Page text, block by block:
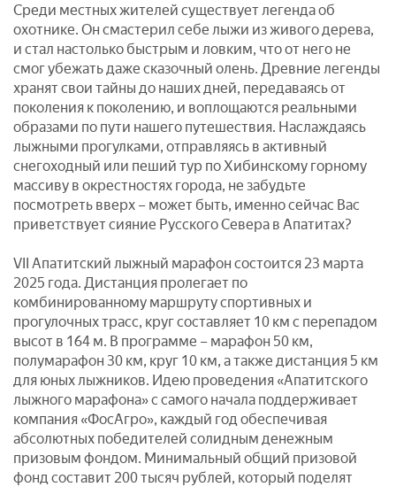
Среди местных жителей существует легенда об
охотнике. Он смастерил себе лыжи из живого дерева,
и стал настолько быстрым и ловким, что от него не
смог убежать даже сказочный олень. Древние легенды
хранят свои тайны до наших дней, передаваясь от
поколения к поколению, и воплощаются реальными
образами по пути нашего путешествия. Наслаждаясь
лыжными прогулками, отправляясь в активный
снегоходный или пеший тур по Хибинскому горному
массиву в окрестностях города, не забудьте
посмотреть вверх – может быть, именно сейчас Вас
приветствует сияние Русского Севера в Апатитах?
VII Апатитский лыжный марафон состоится 23 марта
2025 года. Дистанция пролегает по
комбинированному маршруту спортивных и
прогулочных трасс, круг составляет 10 км с перепадом
высот в 164 м. В программе – марафон 50 км,
полумарафон 30 км, круг 10 км, а также дистанция 5 км
для юных лыжников. Идею проведения «Апатитского
лыжного марафона» с самого начала поддерживает
компания «ФосАгро», каждый год обеспечивая
абсолютных победителей солидным денежным
призовым фондом. Минимальный общий призовой
фонд составит 200 тысяч рублей, который поделят